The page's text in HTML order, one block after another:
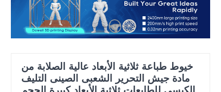
خيوط طباعة ثلاثية الأبعاد عالية الصلابة من
مادة جيش التحرير الشعبى الصينى التليف